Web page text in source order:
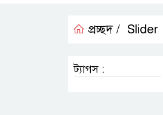
প্রচ্ছদ / Slider
ট্যাগস :